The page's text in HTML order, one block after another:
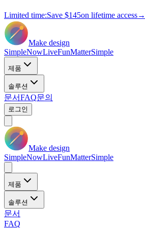
Limited time:Save $145on lifetime access→
Make design
SimpleNowLiveFunMatterSimple
제품
솔루션
문서FAQ문의
로그인
Make design
SimpleNowLiveFunMatterSimple
제품
솔루션
문서
FAQ